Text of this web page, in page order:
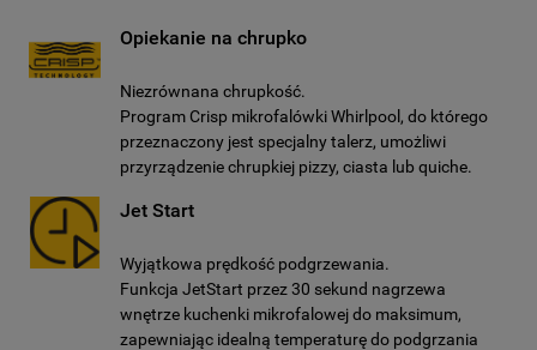
Opiekanie na chrupko
Niezrównana chrupkość.
Program Crisp mikrofalówki Whirlpool, do którego
przeznaczony jest specjalny talerz, umożliwi
przyrządzenie chrupkiej pizzy, ciasta lub quiche.
Jet Start
Wyjątkowa prędkość podgrzewania.
Funkcja JetStart przez 30 sekund nagrzewa
wnętrze kuchenki mikrofalowej do maksimum,
zapewniając idealną temperaturę do podgrzania